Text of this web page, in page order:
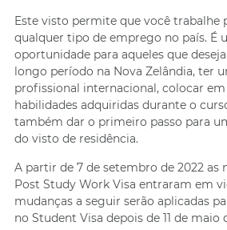
Este visto permite que você trabalhe
qualquer tipo de emprego no país. É
oportunidade para aqueles que
longo período na Nova Zelândia, ter
profissional internacional, colocar
habilidades adquiridas durante o
também dar o primeiro passo para
do visto de residência.
A partir de 7 de setembro de 2022 as
Post Study Work Visa entraram em
mudanças a seguir serão aplicadas
no Student Visa depois de 11 de maio